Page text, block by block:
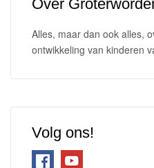
Over
Alles, maar dan ook alles,
ontwikkeling van kinderen
Volg ons!